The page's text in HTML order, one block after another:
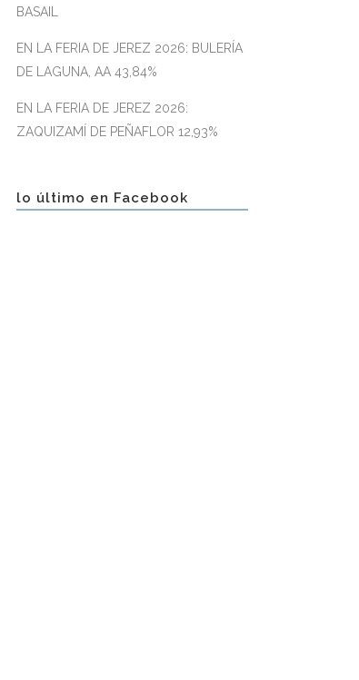
BASAIL
EN LA FERIA DE JEREZ 2026: BULERÍA
DE LAGUNA, AA 43,84%
EN LA FERIA DE JEREZ 2026:
ZAQUIZAMÍ DE PEÑAFLOR 12,93%
lo último en Facebook